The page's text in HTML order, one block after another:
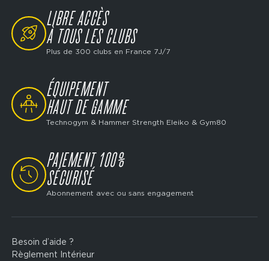
SVG
LIBRE ACCÈS
À TOUS LES CLUBS
Plus de 300 clubs en France 7J/7
SVG
ÉQUIPEMENT
HAUT DE GAMME
Technogym & Hammer Strength Eleiko & Gym80
SVG
PAIEMENT 100%
SÉCURISÉ
Abonnement avec ou sans engagement
Footer
legal
Besoin d’aide ?
Règlement Intérieur